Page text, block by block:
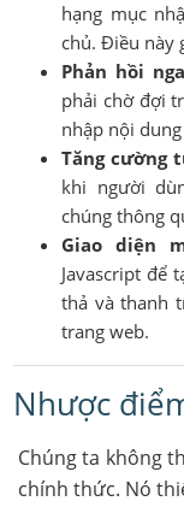
hạng mục
chủ. Điều này
Phản hồi
phải chờ đợi
nhập nội
Tăng cường
khi người
chúng thông
Giao diện
Javascript để
thả và thanh
trang web.
Nhược
Chúng ta không
chính thức. Nó